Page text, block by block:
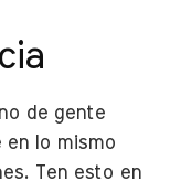
de gente
lo mismo
Ten esto en